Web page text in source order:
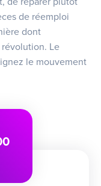
de réemploi
dont
Le
le mouvement